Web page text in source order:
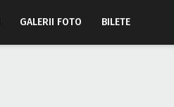
GALERII FOTO BILETE